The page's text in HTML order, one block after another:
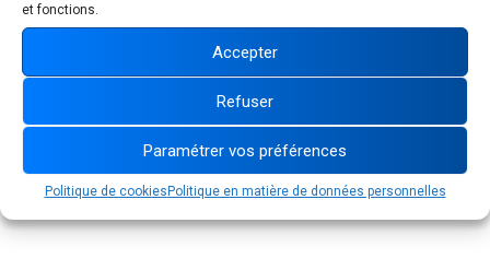
et fonctions.
Accepter
Refuser
Paramétrer vos préférences
Politique de cookies Politique en matière de données personnelles
fabriqués en petites et moyennes séries. Nous
restons dans l’industrie à taille humaine car les
Sans compter que la famille Ballu pratique la
navigation, ce qui lui confère une bonne